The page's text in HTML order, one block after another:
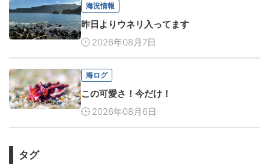
海況情報
昨日よりウネリ入ってます
2026年08月7日
海ログ
この可愛さ！今だけ！
2026年08月6日
タグ